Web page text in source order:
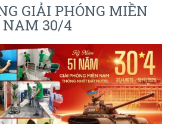
GIẢI PHÓNG MIỀN
NAM 30/4